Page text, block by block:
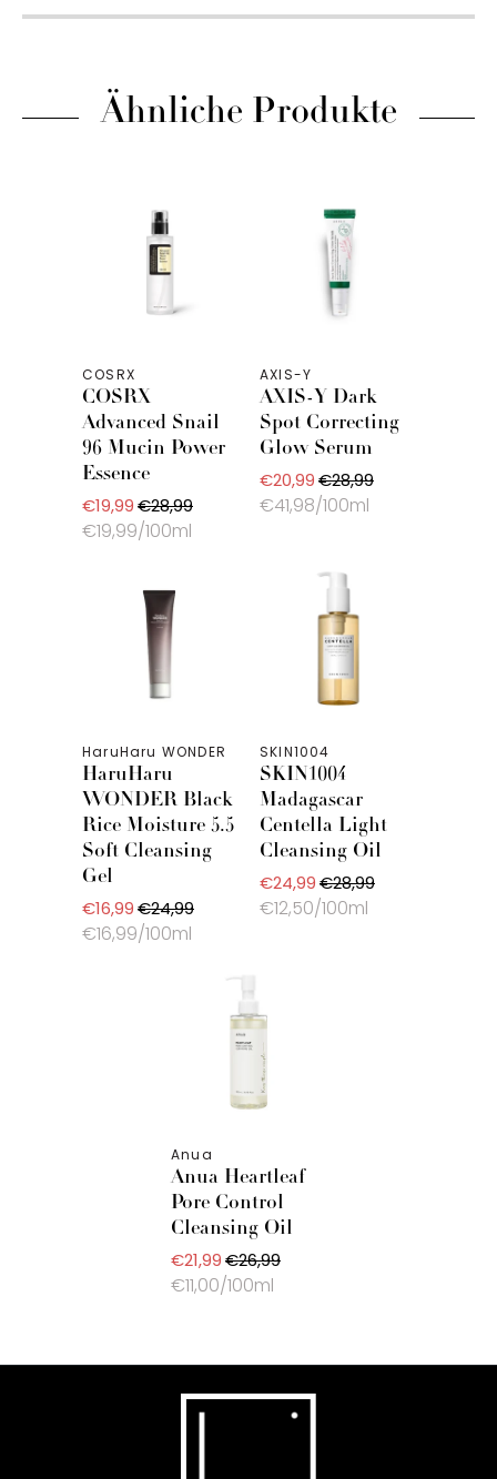
Ähnliche Produkte
COSRX
COSRX
Advanced Snail
96 Mucin Power
Essence
€19,99€28,99
€19,99/100ml
AXIS-Y
AXIS-Y Dark
Spot Correcting
Glow Serum
€20,99€28,99
€41,98/100ml
HaruHaru WONDER
HaruHaru
WONDER Black
Rice Moisture 5.5
Soft Cleansing
Gel
€16,99€24,99
€16,99/100ml
SKIN1004
SKIN1004
Madagascar
Centella Light
Cleansing Oil
€24,99€28,99
€12,50/100ml
Anua
Anua Heartleaf
Pore Control
Cleansing Oil
€21,99€26,99
€11,00/100ml